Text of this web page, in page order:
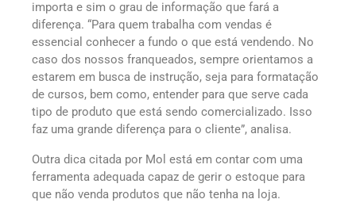
importa e sim o grau de informação que fará a
diferença. “Para quem trabalha com vendas é
essencial conhecer a fundo o que está vendendo. No
caso dos nossos franqueados, sempre orientamos a
estarem em busca de instrução, seja para formatação
de cursos, bem como, entender para que serve cada
tipo de produto que está sendo comercializado. Isso
faz uma grande diferença para o cliente”, analisa.
Outra dica citada por Mol está em contar com uma
ferramenta adequada capaz de gerir o estoque para
que não venda produtos que não tenha na loja.